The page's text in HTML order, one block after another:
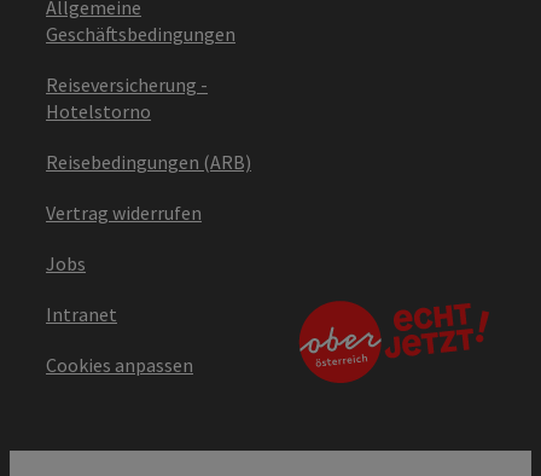
Allgemeine
Geschäftsbedingungen
Reiseversicherung -
Hotelstorno
Reisebedingungen (ARB)
Vertrag widerrufen
Jobs
Intranet
Cookies anpassen